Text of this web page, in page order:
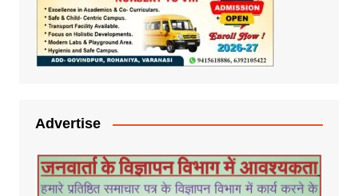
Advertise